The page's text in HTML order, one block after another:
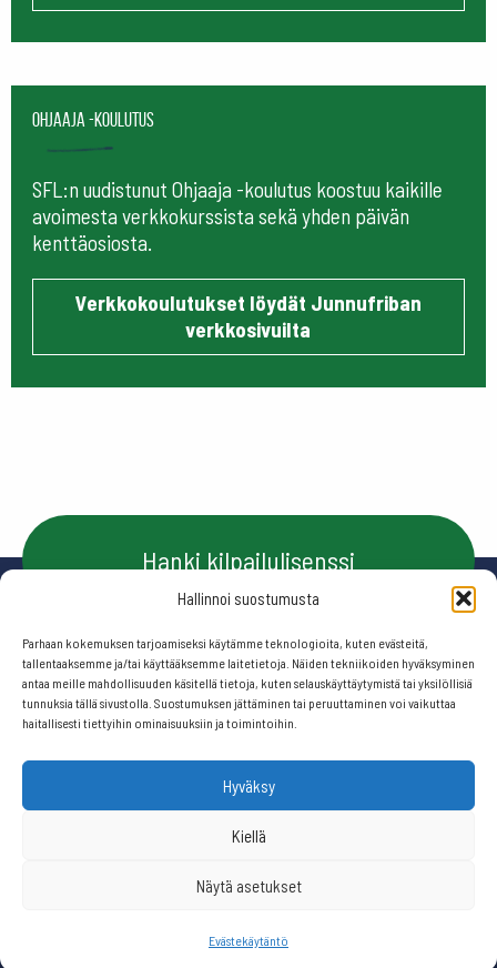
Hallinnoi suostumusta
Parhaan kokemuksen tarjoamiseksi käytämme teknologioita, kuten evästeitä,
tallentaaksemme ja/tai käyttääksemme laitetietoja. Näiden tekniikoiden hyväksyminen
antaa meille mahdollisuuden käsitellä tietoja, kuten selauskäyttäytymistä tai yksilöllisiä
tunnuksia tällä sivustolla. Suostumuksen jättäminen tai peruuttaminen voi vaikuttaa
haitallisesti tiettyihin ominaisuuksiin ja toimintoihin.
Hyväksy
Kiellä
Näytä asetukset
Evästekäytäntö
Ohjaaja -koulutus
SFL:n uudistunut Ohjaaja -koulutus koostuu kaikille
avoimesta verkkokurssista sekä yhden päivän
kenttäosiosta.
Verkkokoulutukset löydät Junnufriban
verkkosivuilta
Hanki kilpailulisenssi
Ota yhteyttä
Seuraa meitä:
© 2026 Suomen frisbeegolfliitto.
Website by506 ikkunaa